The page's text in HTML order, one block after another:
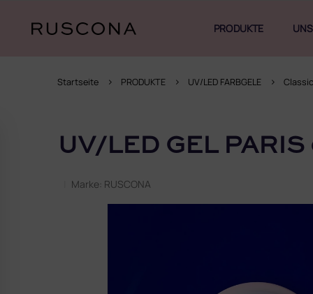
springen
PRODUKTE
Startseite PRODUKTE UV/LED FARBGELE Classic
eUV/LED GEL PARIS
Marke: RUSCONA